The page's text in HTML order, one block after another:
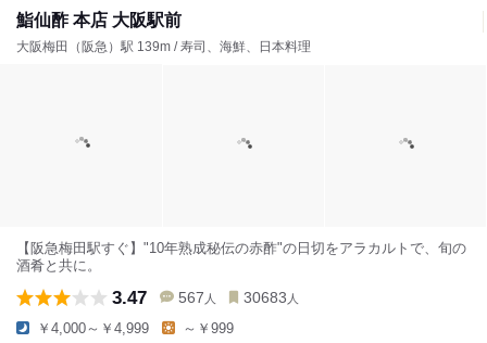
鮨仙酢 本店 大阪駅前
大阪梅田（阪急）駅 139m / 寿司、海鮮、日本料理
【阪急梅田駅すぐ】"10年熟成秘伝の赤酢"の日切をアラカルトで、旬の
酒肴と共に。
3.47 567 人 30683 人
￥4,000～￥4,999 ～￥999